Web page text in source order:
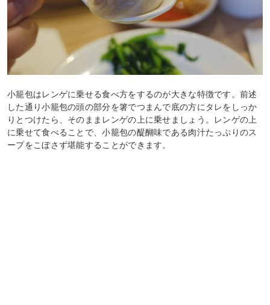
小籠包はレンゲに乗せる食べ方をするのが大きな特徴です。前述
した通り小籠包の頭の部分を箸でつまんで底の方にタレをしっか
りとつけたら、そのままレンゲの上に乗せましょう。レンゲの上
に乗せて食べることで、小籠包の醍醐味である肉汁たっぷりのス
ープをこぼさず堪能することができます。